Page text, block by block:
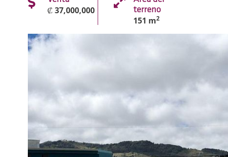
₡ 37,000,000
terreno
151 m2